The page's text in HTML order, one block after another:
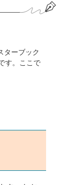
ターブック
す。ここで